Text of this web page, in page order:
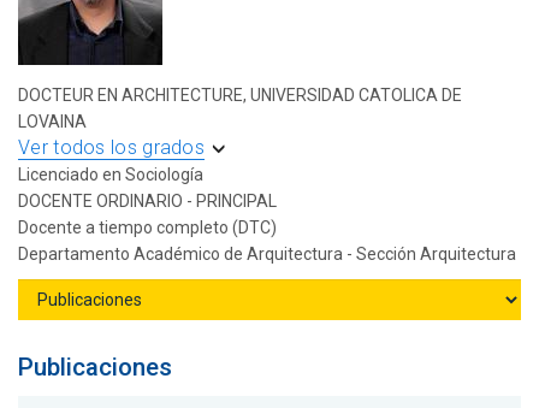
DOCTEUR EN ARCHITECTURE, UNIVERSIDAD CATOLICA DE
LOVAINA
Ver todos los grados
Licenciado en Sociología
DOCENTE ORDINARIO - PRINCIPAL
Docente a tiempo completo (DTC)
Departamento Académico de Arquitectura - Sección Arquitectura
Publicaciones